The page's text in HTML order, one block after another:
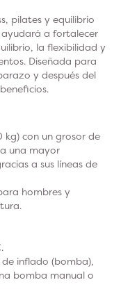
pilates y equilibrio
ayudará a fortalecer
la flexibilidad y
Diseñada para
y después del
con un grosor de
una mayor
a sus líneas de
hombres y
inflado (bomba),
bomba manual o